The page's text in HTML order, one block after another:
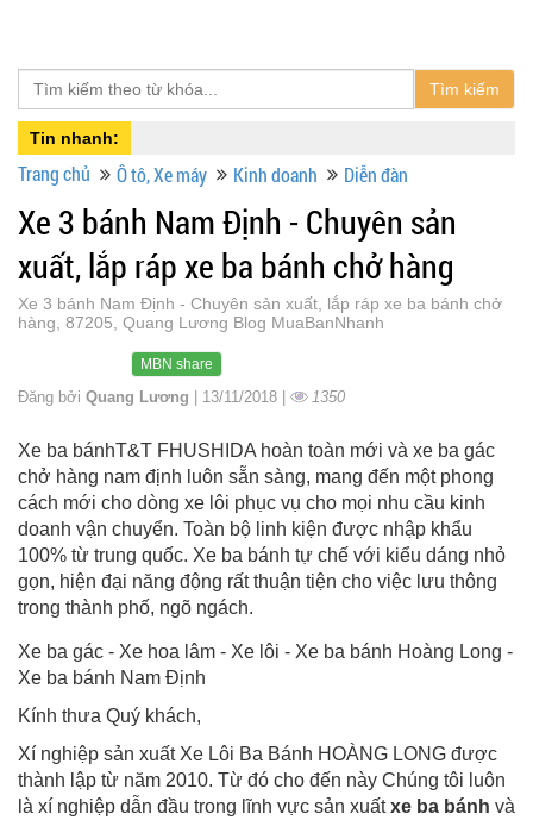
Tìm kiếm
Tin nhanh:
Trang chủ Ô tô, Xe máy Kinh doanh Diễn đàn
Xe 3 bánh Nam Định - Chuyên sản
xuất, lắp ráp xe ba bánh chở hàng
Xe 3 bánh Nam Định - Chuyên sản xuất, lắp ráp xe ba bánh chở
hàng, 87205, Quang Lương Blog MuaBanNhanh
MBN share
Đăng bởi Quang Lương | 13/11/2018 | 1350
Xe ba bánhT&T FHUSHIDA hoàn toàn mới và xe ba gác
chở hàng nam định luôn sẵn sàng, mang đến một phong
cách mới cho dòng xe lôi phục vụ cho mọi nhu cầu kinh
doanh vận chuyển. Toàn bộ linh kiện được nhập khẩu
100% từ trung quốc. Xe ba bánh tự chế với kiểu dáng nhỏ
gọn, hiện đại năng động rất thuận tiện cho việc lưu thông
trong thành phố, ngõ ngách.
Xe ba gác - Xe hoa lâm - Xe lôi - Xe ba bánh Hoàng Long -
Xe ba bánh Nam Định
Kính thưa Quý khách,
Xí nghiệp sản xuất Xe Lôi Ba Bánh HOÀNG LONG được
thành lập từ năm 2010. Từ đó cho đến này Chúng tôi luôn
là xí nghiệp dẫn đầu trong lĩnh vực sản xuấtxe ba bánh và